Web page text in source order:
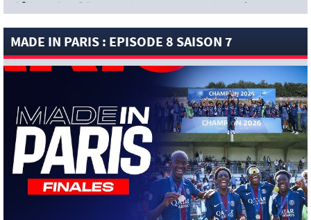
[News-Pros]
Rumeur : Accord contractuel trouvé entre le
[News-Pros]Rumeur : Le PSG aurait lancé un ultimatum
4 AOÛT 2026
Mercato : Khalil Ayari prêté à Dunkerque
(Officiel)
[News-Anciens]Leverkusen : un retour de Diaby envisagé
(Foot Mercato)
[News-Formation]Nsoki va filer au Dinamo Zagreb
(L’Equipe)
[News-Pros]Rumeur : Suzuki acheté par le PSG puis prêté ?
MADE IN PARIS : EPISODE 8 SAISON 7